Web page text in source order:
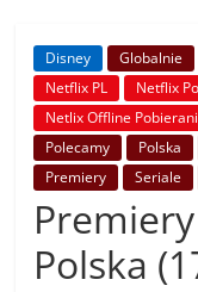
Disney Globalnie
Netflix PL
Netflix
Netlix Offline
Polecamy
Polska
Premiery
Seriale
Polska